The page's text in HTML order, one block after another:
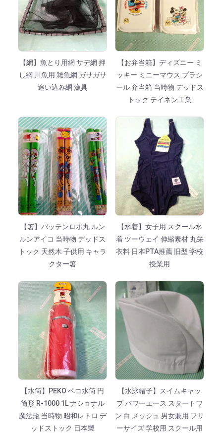
【網】魚とり用網 サデ網 押
し網 川魚用 雑魚網 ガサガサ
追い込み網 漁具
【お弁当箱】ディズニー ミ
ッキー ミニーマウス プラシ
ール 弁当箱 当時物 デッドス
トック テイネン工業
【箸】バッテンロボ丸 ルン
ルンアイコ 当時物 デッドス
トック 天然木 子供用 キャラ
クター箸
【水着】女子用 スクール水
着 ツーウェイ 伸縮素材 丸栄
衣料 日本PTA推薦 旧型 学校
授業用
【水筒】PEKO ペコ水筒 円
筒形 R-1000 1L ナショナル
魔法瓶 当時物 昭和レトロ デ
ッドストック 日本製
【水泳帽子】スイムキャッ
プ パワーエース スタートワ
ン 白 メッシュ 男女兼用 フリ
ーサイズ 学校用 スクール用